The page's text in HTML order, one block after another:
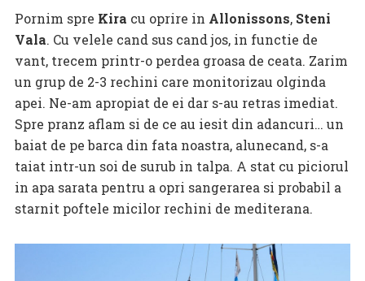
Pornim spre Kira cu oprire in Allonissons, Steni
Vala. Cu velele cand sus cand jos, in functie de
vant, trecem printr-o perdea groasa de ceata. Zarim
un grup de 2-3 rechini care monitorizau olginda
apei. Ne-am apropiat de ei dar s-au retras imediat.
Spre pranz aflam si de ce au iesit din adancuri… un
baiat de pe barca din fata noastra, alunecand, s-a
taiat intr-un soi de surub in talpa. A stat cu piciorul
in apa sarata pentru a opri sangerarea si probabil a
starnit poftele micilor rechini de mediterana.